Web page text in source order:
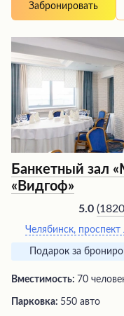
некоторое время, это
оставляет приятные
отдыха.
Забронировать
Банкетный зал
«Видгоф»
5.0 (
Челябинск, проспект
Подарок за
Вместимость: 70
Парковка: 550 авто